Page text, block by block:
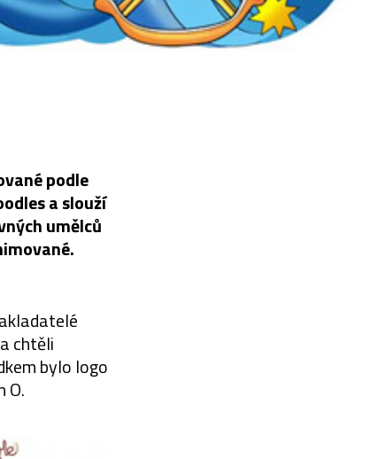
podle
a slouží
umělců
chtěli
bylo logo
O.